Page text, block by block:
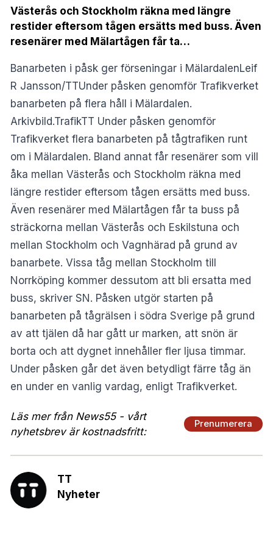
Västerås och Stockholm räkna med längre
restider eftersom tågen ersätts med buss. Även
resenärer med Mälartågen får ta…
Banarbeten i påsk ger förseningar i MälardalenLeif
R Jansson/TTUnder påsken genomför Trafikverket
banarbeten på flera håll i Mälardalen.
Arkivbild.TrafikTT Under påsken genomför
Trafikverket flera banarbeten på tågtrafiken runt
om i Mälardalen. Bland annat får resenärer som vill
åka mellan Västerås och Stockholm räkna med
längre restider eftersom tågen ersätts med buss.
Även resenärer med Mälartågen får ta buss på
sträckorna mellan Västerås och Eskilstuna och
mellan Stockholm och Vagnhärad på grund av
banarbete. Vissa tåg mellan Stockholm till
Norrköping kommer dessutom att bli ersatta med
buss, skriver SN. Påsken utgör starten på
banarbeten på tågrälsen i södra Sverige på grund
av att tjälen då har gått ur marken, att snön är
borta och att dygnet innehåller fler ljusa timmar.
Under påsken går det även betydligt färre tåg än
en under en vanlig vardag, enligt Trafikverket.
Läs mer från News55 - vårt
nyhetsbrev är kostnadsfritt:
Prenumerera
TT
Nyheter